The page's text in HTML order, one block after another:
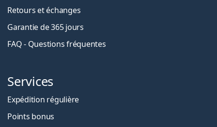
Retours et échanges
Garantie de 365 jours
FAQ - Questions fréquentes
Services
Expédition régulière
Points bonus